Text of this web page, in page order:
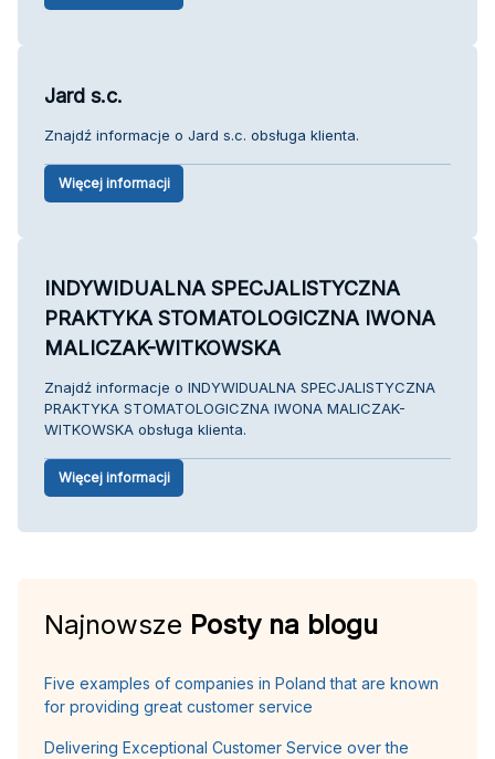
Jard s.c.
Znajdź informacje o Jard s.c. obsługa klienta.
Więcej informacji
INDYWIDUALNA SPECJALISTYCZNA
PRAKTYKA STOMATOLOGICZNA IWONA
MALICZAK-WITKOWSKA
Znajdź informacje o INDYWIDUALNA SPECJALISTYCZNA
PRAKTYKA STOMATOLOGICZNA IWONA MALICZAK-
WITKOWSKA obsługa klienta.
Więcej informacji
Najnowsze Posty na blogu
Five examples of companies in Poland that are known
for providing great customer service
Delivering Exceptional Customer Service over the